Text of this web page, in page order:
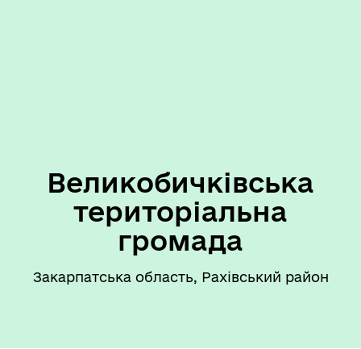
Великобичківська
територіальна
громада
Закарпатська область, Рахівський район